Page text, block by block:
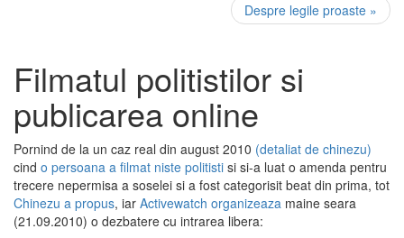
Despre legile proaste »
Filmatul politistilor si
publicarea online
Pornind de la un caz real din august 2010 (detaliat de chinezu)
cind o persoana a filmat niste politisti si si-a luat o amenda pentru
trecere nepermisa a soselei si a fost categorisit beat din prima, tot
Chinezu a propus, iar Activewatch organizeaza maine seara
(21.09.2010) o dezbatere cu intrarea libera: